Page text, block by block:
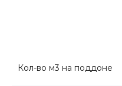
Кол-во м3 на поддоне